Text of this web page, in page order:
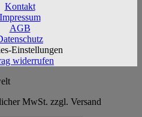
Kontakt
Impressum
AGB
Einstellungen
widerrufen
MwSt. zzgl. Versand